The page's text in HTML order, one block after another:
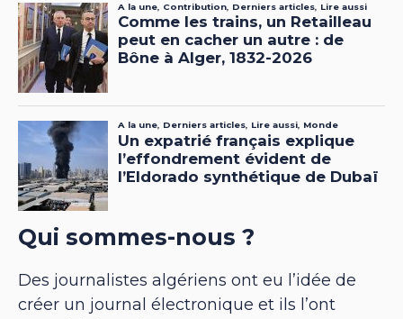
Qui sommes-nous ?
Des journalistes algériens ont eu l’idée de
créer un journal électronique et ils l’ont